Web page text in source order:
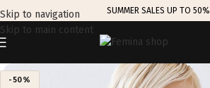
Skip to navigation
Skip to main content
SUMMER SALES UP TO 50%
-50%